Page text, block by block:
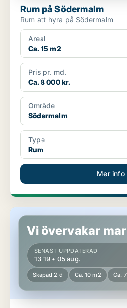
Rum på Södermalm
Rum att hyra på Södermalm
Areal
Ca. 15 m2
Pris pr. md.
Ca. 8 000 kr.
Område
Södermalm
Type
Rum
Mer info
Rum på Södermalm
Vi övervakar
SENAST UPPDATERAD
13:19 • 05 aug.
Skapad 2 d Ca. 10 m2 Ca.